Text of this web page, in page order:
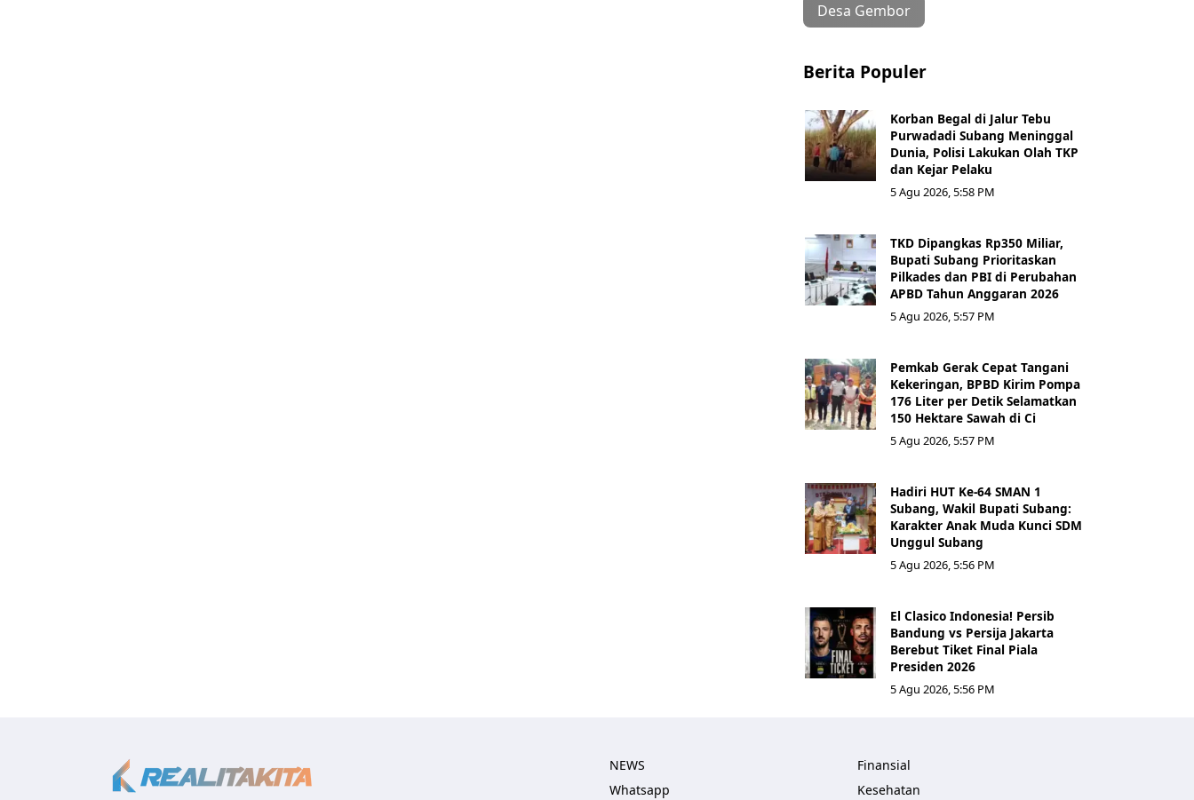
Desa Gembor
Berita Populer
Korban Begal di Jalur Tebu
Purwadadi Subang Meninggal
Dunia, Polisi Lakukan Olah TKP
dan Kejar Pelaku
5 Agu 2026, 5:58 PM
TKD Dipangkas Rp350 Miliar,
Bupati Subang Prioritaskan
Pilkades dan PBI di Perubahan
APBD Tahun Anggaran 2026
5 Agu 2026, 5:57 PM
Pemkab Gerak Cepat Tangani
Kekeringan, BPBD Kirim Pompa
176 Liter per Detik Selamatkan
150 Hektare Sawah di Ci
5 Agu 2026, 5:57 PM
Hadiri HUT Ke-64 SMAN 1
Subang, Wakil Bupati Subang:
Karakter Anak Muda Kunci SDM
Unggul Subang
5 Agu 2026, 5:56 PM
El Clasico Indonesia! Persib
Bandung vs Persija Jakarta
Berebut Tiket Final Piala
Presiden 2026
5 Agu 2026, 5:56 PM
NEWS
Whatsapp
Finansial
Kesehatan